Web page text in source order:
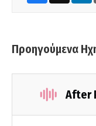
Προηγούμενα
After